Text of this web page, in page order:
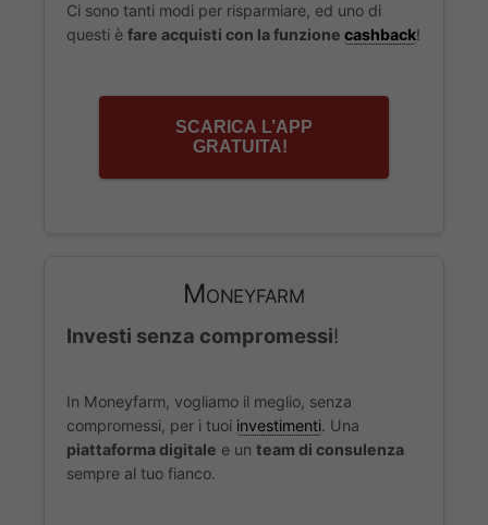
Ci sono tanti modi per risparmiare, ed uno di
questi è fare acquisti con la funzione cashback!
SCARICA L’APP
GRATUITA!
Moneyfarm
Investi senza compromessi!
In Moneyfarm, vogliamo il meglio, senza
compromessi, per i tuoi investimenti. Una
piattaforma digitale e un team di consulenza
sempre al tuo fianco.